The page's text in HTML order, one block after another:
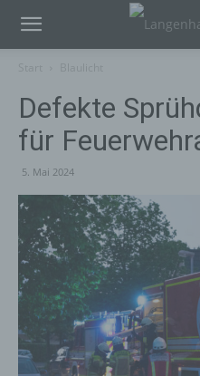
Defekte
für
5. Mai 2024